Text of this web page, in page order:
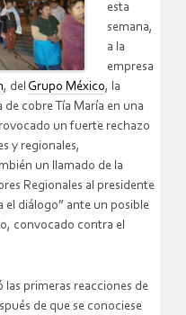
esta
semana,
a la
empresa
, del Grupo México, la
cobre Tía María en una
un fuerte rechazo
y regionales,
un llamado de la
Regionales al presidente
el diálogo” ante un posible
convocado contra el
primeras reacciones de
de que se conociese